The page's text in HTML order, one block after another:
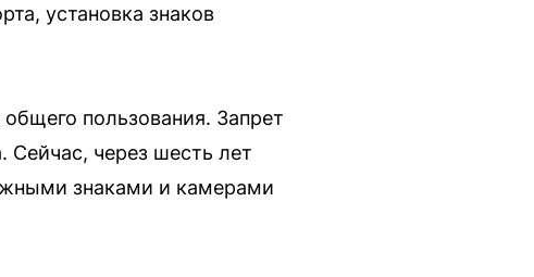
установка знаков
пользования. Запрет
Сейчас, через шесть лет
знаками и камерами